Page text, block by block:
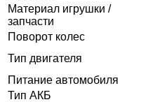
Материал игрушки /
запчасти
Поворот колес
Тип двигателя
Питание автомобиля
Тип АКБ